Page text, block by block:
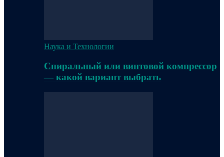
Наука и Технологии
Спиральный или винтовой компрессор
— какой вариант выбрать